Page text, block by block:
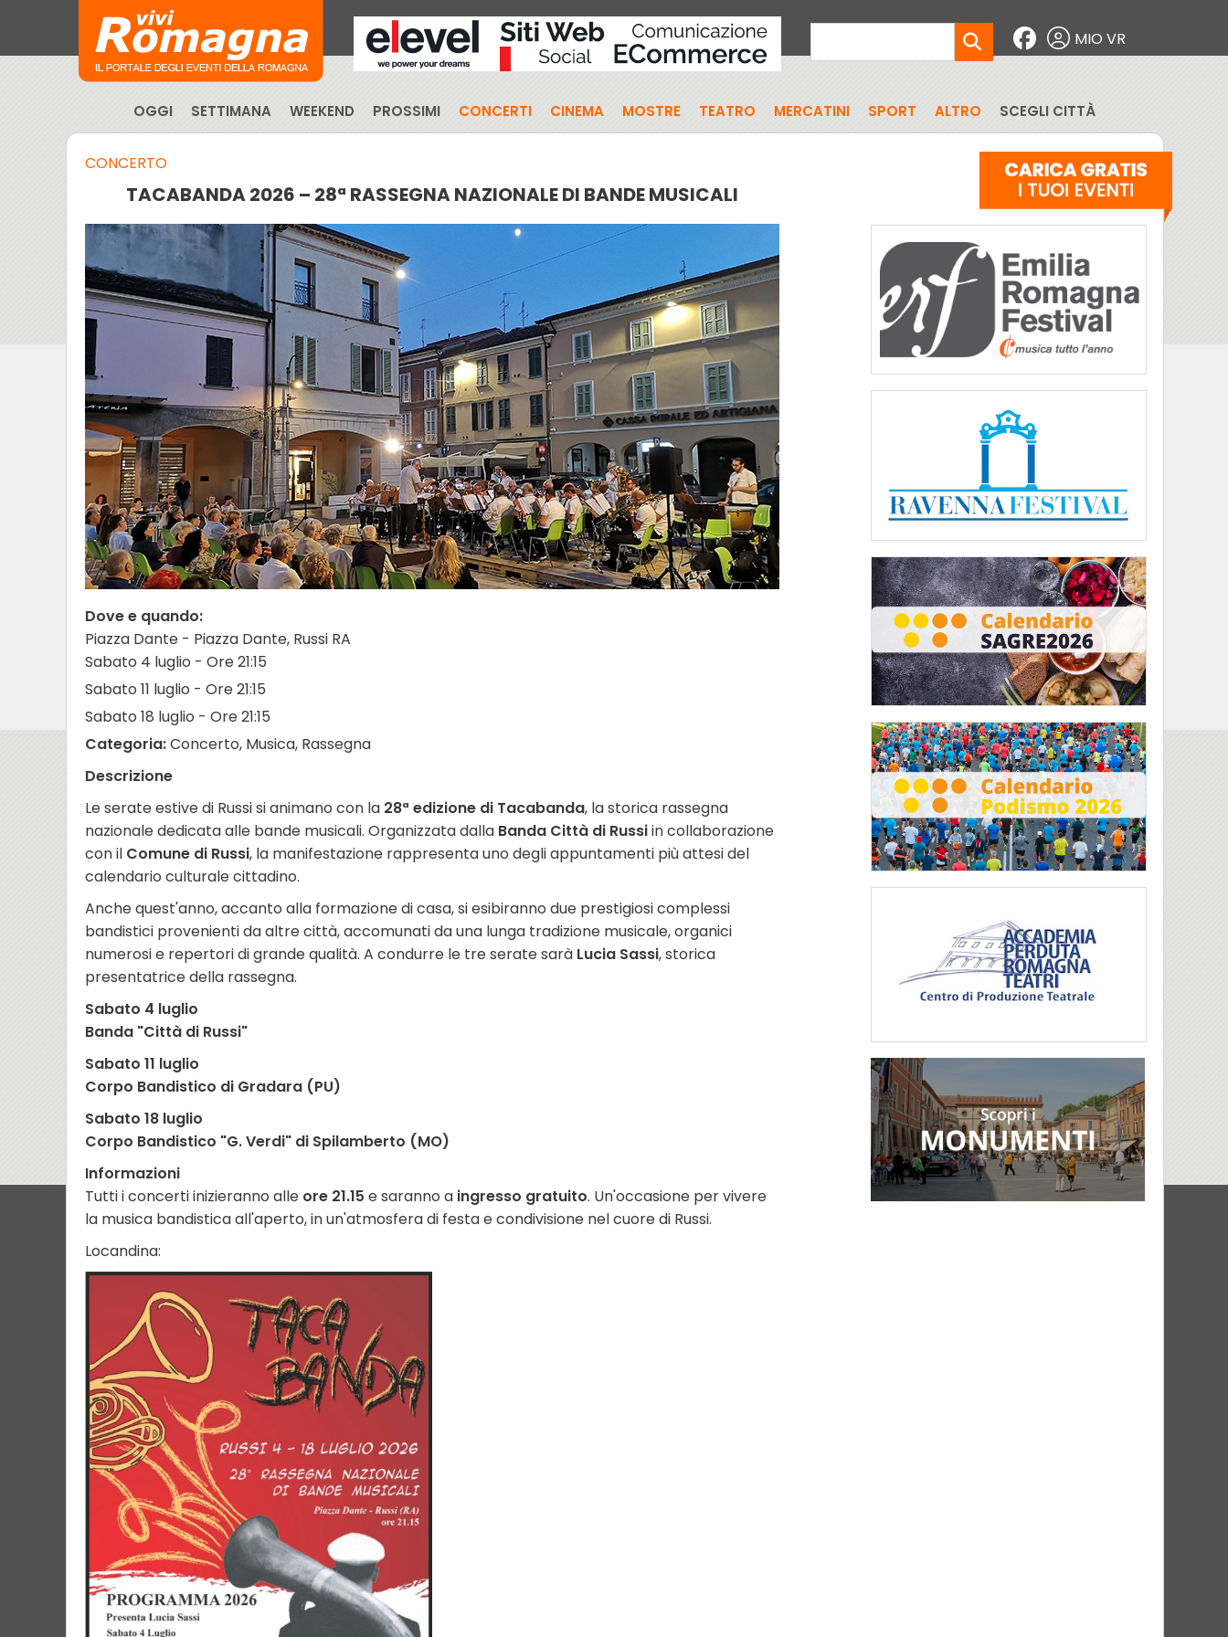
MIO VR
OGGI SETTIMANA WEEKEND PROSSIMI CONCERTI CINEMA MOSTRE TEATRO MERCATINI SPORT ALTRO SCEGLI CITTÀ
CONCERTO
TACABANDA 2026 – 28ª RASSEGNA NAZIONALE DI BANDE MUSICALI
Dove e quando:
Piazza Dante - Piazza Dante, Russi RA
Sabato 4 luglio - Ore 21:15
Sabato 11 luglio - Ore 21:15
Sabato 18 luglio - Ore 21:15
Categoria:Concerto, Musica, Rassegna
Descrizione
Le serate estive di Russi si animano con la 28ª edizione di Tacabanda, la storica rassegna
nazionale dedicata alle bande musicali. Organizzata dalla Banda Città di Russiin collaborazione
con il Comune di Russi, la manifestazione rappresenta uno degli appuntamenti più attesi del
calendario culturale cittadino.
Anche quest'anno, accanto alla formazione di casa, si esibiranno due prestigiosi complessi
bandistici provenienti da altre città, accomunati da una lunga tradizione musicale, organici
numerosi e repertori di grande qualità. A condurre le tre serate sarà Lucia Sassi, storica
presentatrice della rassegna.
Sabato 4 luglio
Banda "Città di Russi"
Sabato 11 luglio
Corpo Bandistico di Gradara (PU)
Sabato 18 luglio
Corpo Bandistico "G. Verdi" di Spilamberto (MO)
Informazioni
Tutti i concerti inizieranno alle ore 21.15 e saranno a ingresso gratuito. Un'occasione per vivere
la musica bandistica all'aperto, in un'atmosfera di festa e condivisione nel cuore di Russi.
Locandina: